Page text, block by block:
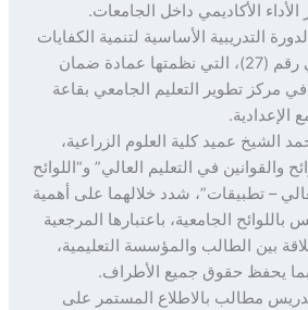
الأكاديمي داخل الجامعات.
الأساسية لتنمية الكفايات
المهنية للأستاذ الجامعي رقم (27)، التي نظمتها عمادة ضمان
تطوير التعليم الجامعي بقاعة
عميد كلية العلوم الزراعية،
في التعليم العالي” و“اللوائح
تطبيقات”، شدد خلالهما على أهمية
الجامعية، باعتبارها المرجعية
الطالب والمؤسسة التعليمية،
حقوق جميع الأطراف.
بالاطلاع المستمر على